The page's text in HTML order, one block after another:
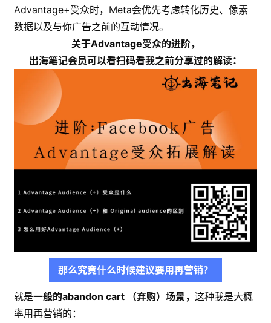
Advantage+受众时，Meta会优先考虑转化历史、像素
数据以及与你广告之前的互动情况。
关于Advantage受众的进阶，
出海笔记会员可以看扫码看我之前分享过的解读：
那么究竟什么时候建议要用再营销？
就是一般的abandon cart （弃购）场景， 这种我是大概
率用再营销的：